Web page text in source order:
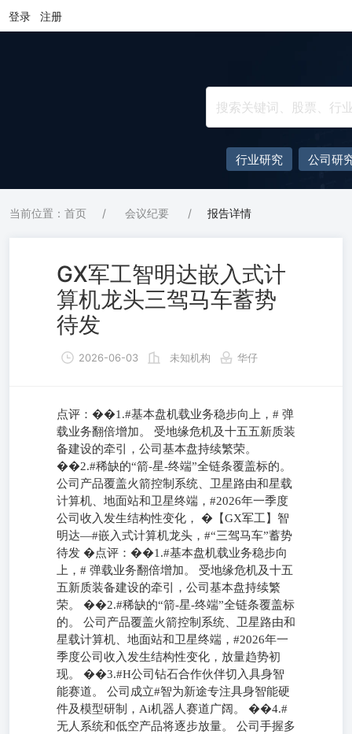
登录 注册
行业研究 公司研
当前位置：首页 / 会议纪要 / 报告详情
GX军工智明达嵌入式计
算机龙头三驾马车蓄势
待发
2026-06-03 未知机构 华仔
点评：��1.#基本盘机载业务稳步向上，# 弹
载业务翻倍增加。 受地缘危机及十五五新质装
备建设的牵引，公司基本盘持续繁荣。
��2.#稀缺的“箭-星-终端”全链条覆盖标的。
公司产品覆盖火箭控制系统、卫星路由和星载
计算机、地面站和卫星终端，#2026年一季度
公司收入发生结构性变化， �【GX军工】智
明达—#嵌入式计算机龙头，#“三驾马车”蓄势
待发 �点评：��1.#基本盘机载业务稳步向
上，# 弹载业务翻倍增加。 受地缘危机及十五
五新质装备建设的牵引，公司基本盘持续繁
荣。 ��2.#稀缺的“箭-星-终端”全链条覆盖标
的。 公司产品覆盖火箭控制系统、卫星路由和
星载计算机、地面站和卫星终端，#2026年一
季度公司收入发生结构性变化，放量趋势初
现。 ��3.#H公司钻石合作伙伴切入具身智
能赛道。 公司成立#智为新途专注具身智能硬
件及模型研制，Ai机器人赛道广阔。 ��4.#
无人系统和低空产品将逐步放量。 公司手握多